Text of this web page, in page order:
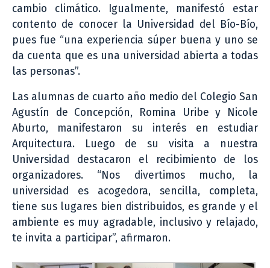
cambio climático. Igualmente, manifestó estar
contento de conocer la Universidad del Bío-Bío,
pues fue “una experiencia súper buena y uno se
da cuenta que es una universidad abierta a todas
las personas”.
Las alumnas de cuarto año medio del Colegio San
Agustín de Concepción, Romina Uribe y Nicole
Aburto, manifestaron su interés en estudiar
Arquitectura. Luego de su visita a nuestra
Universidad destacaron el recibimiento de los
organizadores. “Nos divertimos mucho, la
universidad es acogedora, sencilla, completa,
tiene sus lugares bien distribuidos, es grande y el
ambiente es muy agradable, inclusivo y relajado,
te invita a participar”, afirmaron.